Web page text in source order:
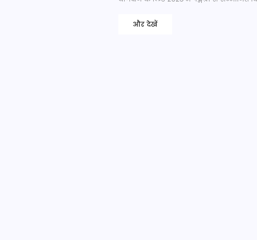
और देखें